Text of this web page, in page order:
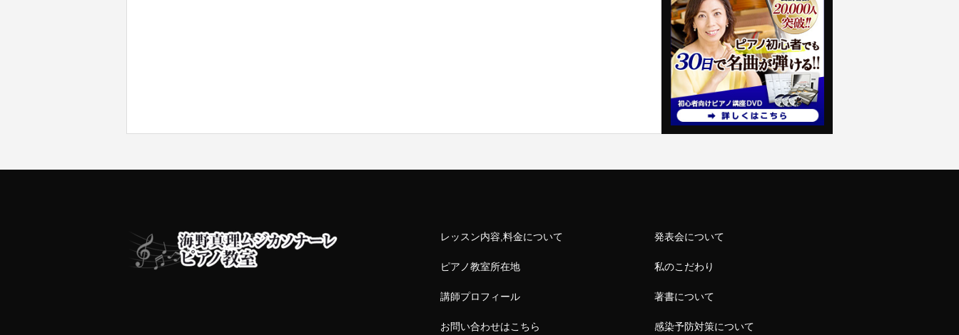
レッスン内容,料金について
ピアノ教室所在地
講師プロフィール
お問い合わせはこちら
発表会について
私のこだわり
著書について
感染予防対策について